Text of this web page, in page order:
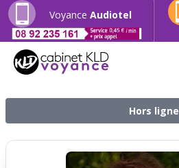
Voyance Audiotel
Hors ligne